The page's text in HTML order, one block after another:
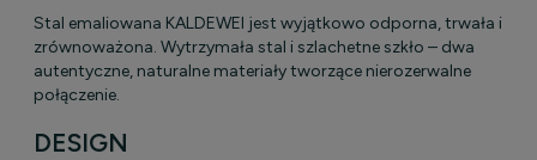
Stal emaliowana KALDEWEI jest wyjątkowo odporna, trwała i
zrównoważona. Wytrzymała stal i szlachetne szkło – dwa
autentyczne, naturalne materiały tworzące nierozerwalne
połączenie.
DESIGN